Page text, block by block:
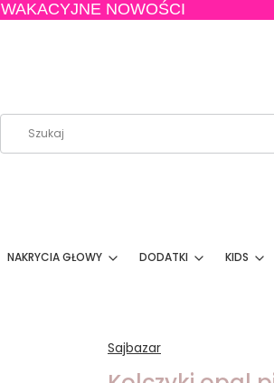
WAKACYJNE NOWOŚCI
NAKRYCIA GŁOWY DODATKI KIDS
Sajbazar